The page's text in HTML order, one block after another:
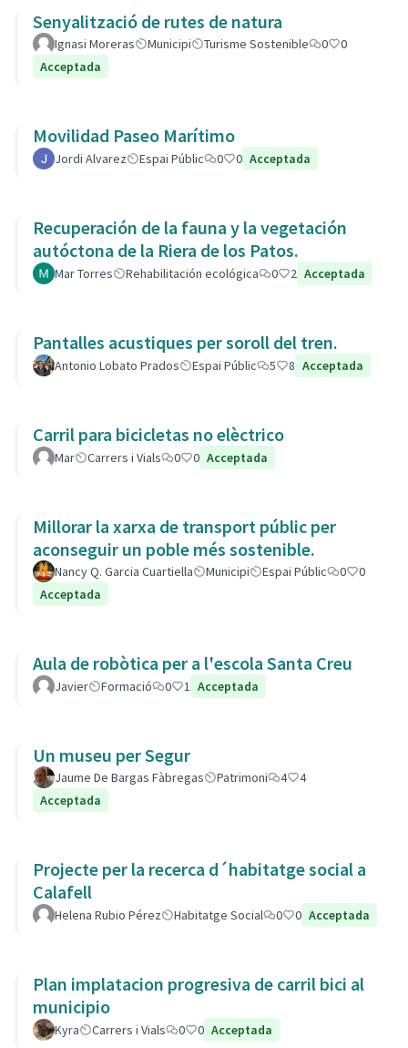
Senyalització de rutes de natura
Ignasi Moreras Municipi Turisme Sostenible 0
0
Acceptada
Movilidad Paseo Marítimo
Jordi Alvarez Espai Públic 0 0 Acceptada
Recuperación de la fauna y la vegetación
autóctona de la Riera de los Patos.
Mar Torres Rehabilitación ecológica 0 2 Acceptada
Pantalles acustiques per soroll del tren.
Antonio Lobato Prados Espai Públic 5 8 Acceptada
Carril para bicicletas no elèctrico
Mar Carrers i Vials 0 0 Acceptada
Millorar la xarxa de transport públic per
aconseguir un poble més sostenible.
Nancy Q. Garcia Cuartiella Municipi Espai Públic 0
0
Acceptada
Aula de robòtica per a l'escola Santa Creu
Javier Formació 0 1 Acceptada
Un museu per Segur
Jaume De Bargas Fàbregas Patrimoni 4
4
Acceptada
Projecte per la recerca d´habitatge social a
Calafell
Helena Rubio Pérez Habitatge Social 0 0 Acceptada
Plan implatacion progresiva de carril bici al
municipio
Kyra Carrers i Vials 0 0 Acceptada